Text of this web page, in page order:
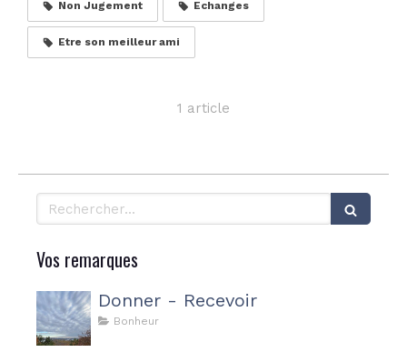
Non Jugement Echanges
Etre son meilleur ami
1 article
Rechercher
Vos remarques
Donner - Recevoir
Bonheur